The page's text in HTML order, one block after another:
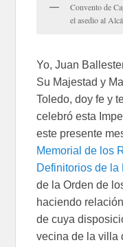
Convento de
el asedio al
Yo, Juan
Su Majestad y
Toledo, doy fe y
celebró esta
este presente
Memorial de los
Definitorios de
de la Orden de
haciendo
de cuya
vecina de la villa